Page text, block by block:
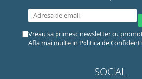
Vreau sa primesc newsletter cu
Afla mai multe in Politica de
SOCIAL